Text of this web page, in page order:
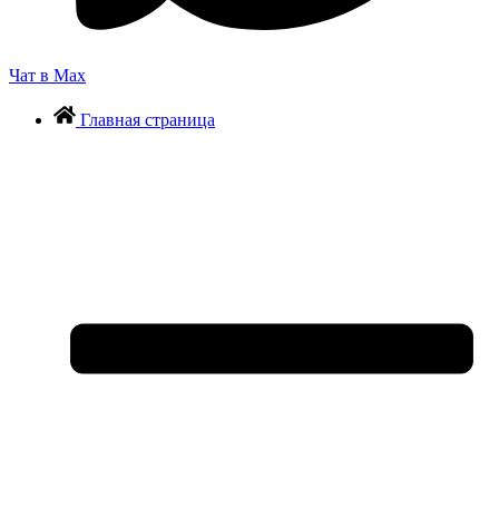
Чат в Max
Главная страница